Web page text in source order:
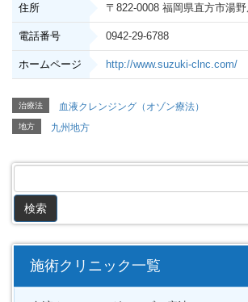
住所 〒822-0008 福岡県直方市湯
電話番号 0942-29-6788
ホームページ http://www.suzuki-clnc.com/
治療法 血液クレンジング（オゾン療法）
地方 九州地方
施術クリニック一覧